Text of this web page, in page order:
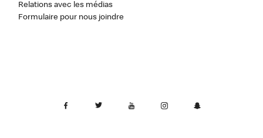
Relations avec les médias
Formulaire pour nous joindre